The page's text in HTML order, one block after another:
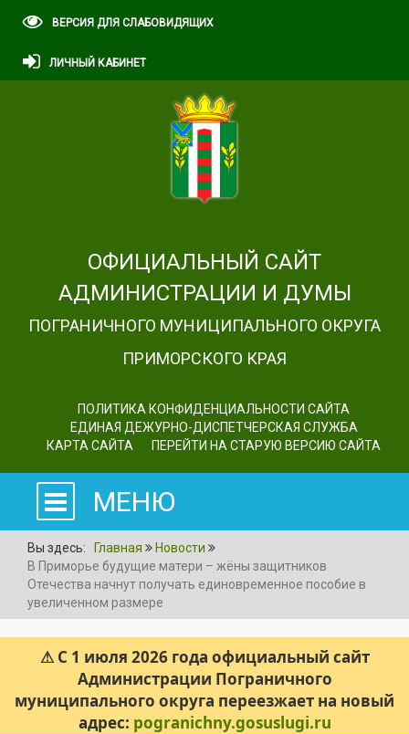
ВЕРСИЯ ДЛЯ СЛАБОВИДЯЩИХ
ЛИЧНЫЙ КАБИНЕТ
ОФИЦИАЛЬНЫЙ САЙТ
АДМИНИСТРАЦИИ И ДУМЫ
ПОГРАНИЧНОГО МУНИЦИПАЛЬНОГО ОКРУГА
ПРИМОРСКОГО КРАЯ
ПОЛИТИКА КОНФИДЕНЦИАЛЬНОСТИ САЙТА
ЕДИНАЯ ДЕЖУРНО-ДИСПЕТЧЕРСКАЯ СЛУЖБА
КАРТА САЙТА
ПЕРЕЙТИ НА СТАРУЮ ВЕРСИЮ САЙТА
МЕНЮ
Вы здесь: Главная
Новости
В Приморье будущие матери – жёны защитников
Отечества начнут получать единовременное пособие в
увеличенном размере
⚠ С 1 июля 2026 года официальный сайт
Администрации Пограничного
муниципального округа переезжает на новый
адрес: pogranichny.gosuslugi.ru